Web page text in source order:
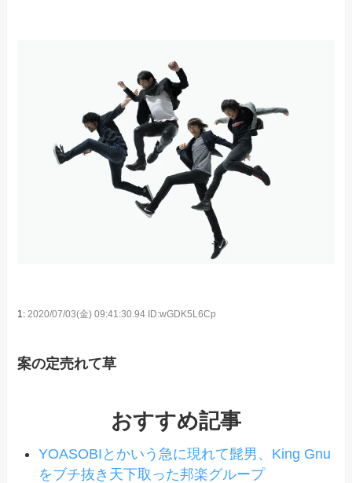
1: 2020/07/03(金) 09:41:30.94 ID:wGDK5L6Cp
案の定売れて草
おすすめ記事
YOASOBIとかいう急に現れて髭男、King Gnu
をブチ抜き天下取った邦楽グループ